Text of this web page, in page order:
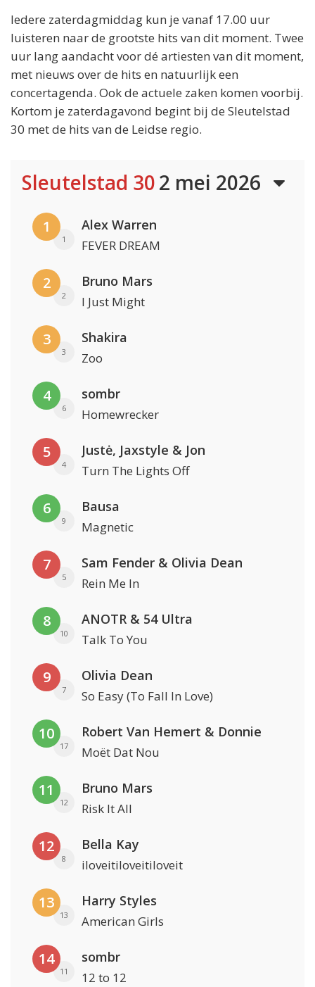
Iedere zaterdagmiddag kun je vanaf 17.00 uur
luisteren naar de grootste hits van dit moment. Twee
uur lang aandacht voor dé artiesten van dit moment,
met nieuws over de hits en natuurlijk een
concertagenda. Ook de actuele zaken komen voorbij.
Kortom je zaterdagavond begint bij de Sleutelstad
30 met de hits van de Leidse regio.
Sleutelstad 302 mei 2026
1
1
Alex Warren
FEVER DREAM
2
2
Bruno Mars
I Just Might
3
3
Shakira
Zoo
4
6
sombr
Homewrecker
5
4
Justė, Jaxstyle & Jon
Turn The Lights Off
6
9
Bausa
Magnetic
7
5
Sam Fender & Olivia Dean
Rein Me In
8
10
ANOTR & 54 Ultra
Talk To You
9
7
Olivia Dean
So Easy (To Fall In Love)
10
17
Robert Van Hemert & Donnie
Moët Dat Nou
11
12
Bruno Mars
Risk It All
12
8
Bella Kay
iloveitiloveitiloveit
13
13
Harry Styles
American Girls
14
11
sombr
12 to 12